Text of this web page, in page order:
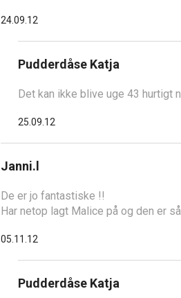
24.09.12
Pudderdåse Katja
Det kan ikke blive uge 43 hurtigt
25.09.12
Janni.l
De er jo fantastiske !!
Har netop lagt Malice på og den er
05.11.12
Pudderdåse Katja